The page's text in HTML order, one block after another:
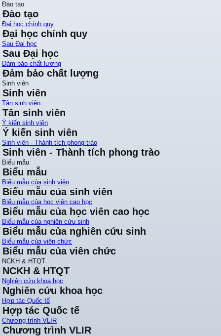
Đào tạo
Đào tạo
Đại học chính quy
Đại học chính quy
Sau Đại học
Sau Đại học
Đảm bảo chất lượng
Đảm bảo chất lượng
Sinh viên
Sinh viên
Tân sinh viên
Tân sinh viên
Ý kiến sinh viên
Ý kiến sinh viên
Sinh viên - Thành tích phong trào
Sinh viên - Thành tích phong trào
Biểu mẫu
Biểu mẫu
Biểu mẫu của sinh viên
Biểu mẫu của sinh viên
Biểu mẫu của học viên cao học
Biểu mẫu của học viên cao học
Biểu mẫu của nghiên cứu sinh
Biểu mẫu của nghiên cứu sinh
Biểu mẫu của viên chức
Biểu mẫu của viên chức
NCKH & HTQT
NCKH & HTQT
Nghiên cứu khoa học
Nghiên cứu khoa học
Hợp tác Quốc tế
Hợp tác Quốc tế
Chương trình VLIR
Chương trình VLIR